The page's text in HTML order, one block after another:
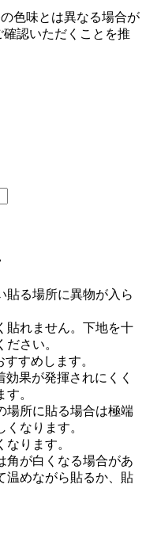
色味とは異なる場合が
認いただくことを推
貼る場所に異物が入ら
貼れません。下地を十
さい。
すめします。
果が発揮されにくく
。
場所に貼る場合は極端
なります。
ります。
角が白くなる場合があ
温めながら貼るか、貼